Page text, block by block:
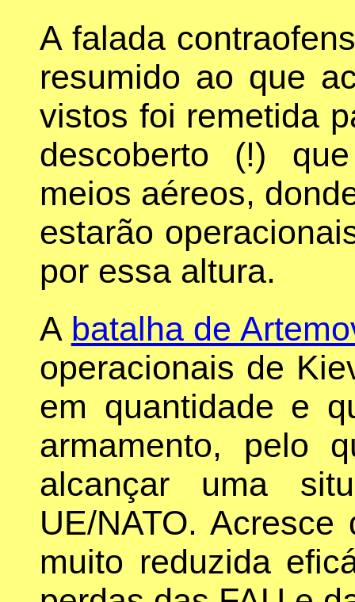
A falada
resumido ao que
vistos foi remetida
descoberto (!)
meios aéreos,
estarão
por essa altura.
A batalha de
operacionais de
em quantidade e
armamento, pelo
alcançar uma
UE/NATO.
muito reduzida